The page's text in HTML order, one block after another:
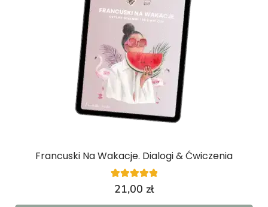
Francuski Na Wakacje. Dialogi & Ćwiczenia
Oceniony
5.00
21,00 zł